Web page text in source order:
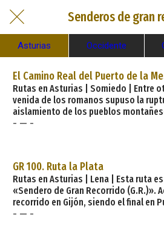
Senderos de gran
Asturias Occidente
El Camino Real del Puerto de la
Rutas en Asturias | Somiedo | Entre
venida de los romanos supuso la
aislamiento de los pueblos
Francisco Diego, todos los pasos
entre las montañas heredados de los
- — -
GR 100. Ruta la Plata
Rutas en Asturias | Lena | Esta ruta
«Sendero de Gran Recorrido (G.R.)».
recorrido en Gijón, siendo el final en
Distancia: 104 km Dificultad: Media
- — -